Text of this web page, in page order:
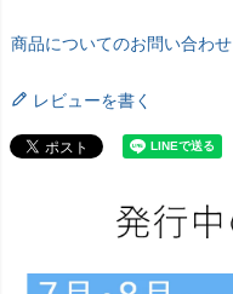
商品についてのお問い合わせ
レビューを書く